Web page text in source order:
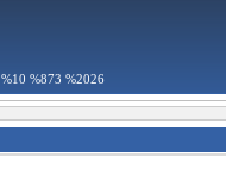
%10 %873 %2026